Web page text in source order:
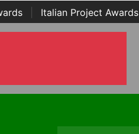
Italian Project Awards